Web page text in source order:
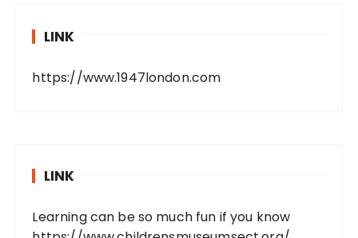
LINK
https://www.1947london.com
LINK
Learning can be so much fun if you know